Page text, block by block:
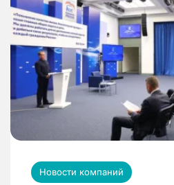
Новости компаний